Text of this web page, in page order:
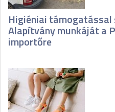
Higiéniai
Alapítvány munkáját a
importőre